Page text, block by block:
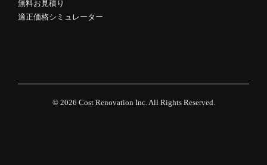
無料お見積り
適正価格シミュレーター
© 2026 Cost Renovation Inc. All Rights Reserved.